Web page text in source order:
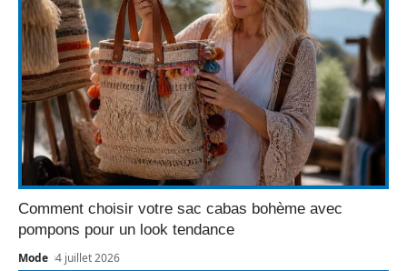
Comment choisir votre sac cabas bohème avec
pompons pour un look tendance
Mode 4 juillet 2026